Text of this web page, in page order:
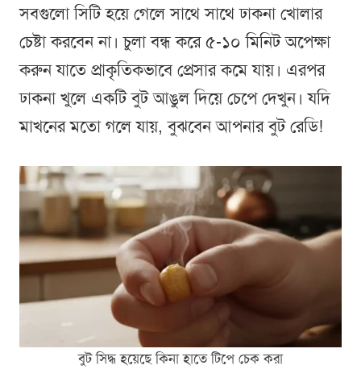
সবগুলো সিটি হয়ে গেলে সাথে সাথে ঢাকনা খোলার
চেষ্টা করবেন না। চুলা বন্ধ করে ৫-১০ মিনিট অপেক্ষা
করুন যাতে প্রাকৃতিকভাবে প্রেসার কমে যায়। এরপর
ঢাকনা খুলে একটি বুট আঙুল দিয়ে চেপে দেখুন। যদি
মাখনের মতো গলে যায়, বুঝবেন আপনার বুট রেডি!
বুট সিদ্ধ হয়েছে কিনা হাতে টিপে চেক করা